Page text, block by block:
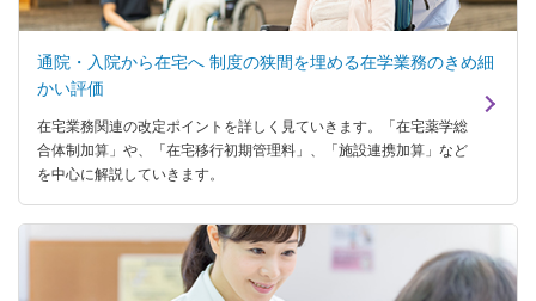
通院・入院から在宅へ 制度の狭間を埋める在学業務のきめ細
かい評価
在宅業務関連の改定ポイントを詳しく見ていきます。「在宅薬学総
合体制加算」や、「在宅移行初期管理料」、「施設連携加算」など
を中心に解説していきます。